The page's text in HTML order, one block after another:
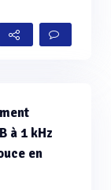
à 1 kHz
en